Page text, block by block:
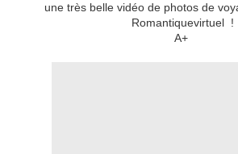
une très belle vidéo de photos de
Romantiquevirtuel !
A+